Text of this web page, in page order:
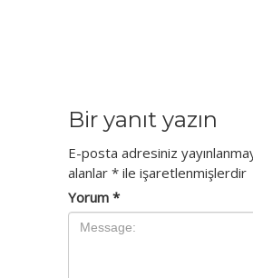
Bir yanıt yazın
E-posta adresiniz
alanlar * ile işaretlenmişlerdir
Yorum *